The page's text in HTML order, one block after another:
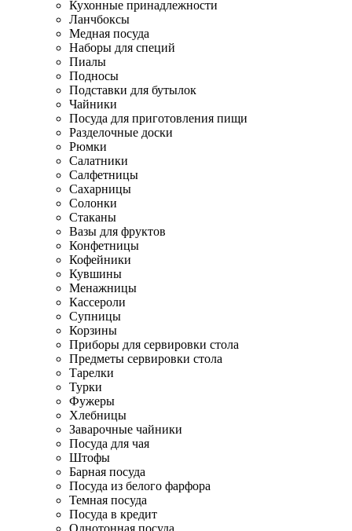
Кухонные принадлежности
Ланчбоксы
Медная посуда
Наборы для специй
Пиалы
Подносы
Подставки для бутылок
Чайники
Посуда для приготовления пищи
Разделочные доски
Рюмки
Салатники
Салфетницы
Сахарницы
Солонки
Стаканы
Вазы для фруктов
Конфетницы
Кофейники
Кувшины
Менажницы
Кассероли
Супницы
Корзины
Приборы для сервировки стола
Предметы сервировки стола
Тарелки
Турки
Фужеры
Хлебницы
Заварочные чайники
Посуда для чая
Штофы
Барная посуда
Посуда из белого фарфора
Темная посуда
Посуда в кредит
Однотонная посуда